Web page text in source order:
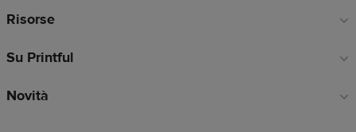
Risorse
Su Printful
Novità